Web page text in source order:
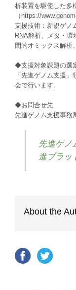
析装置を駆使した多
（https://
支援技術：新規ゲノ
RNA解析、メタ・
間的オミックス解析
◆支援対象課題の選
「先進ゲノム支援
会で行います。
◆お問合せ先
先進ゲノム支援事務
先進ゲノ
進プラッ
About the